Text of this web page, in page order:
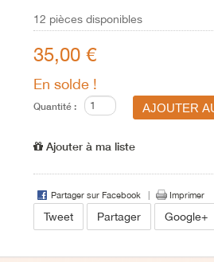
12 pièces disponibles
35,00 €
En solde !
Quantité :
Ajouter à ma liste
Partager sur Facebook Imprimer
Tweet Partager Google+